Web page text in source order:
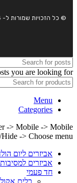
you are looking for.
Menu
Categories
-> Mobile -> Mobile
-> Choose menu
אביזרים ליום
אביזרים למסיבות
חד פעמי
כלים